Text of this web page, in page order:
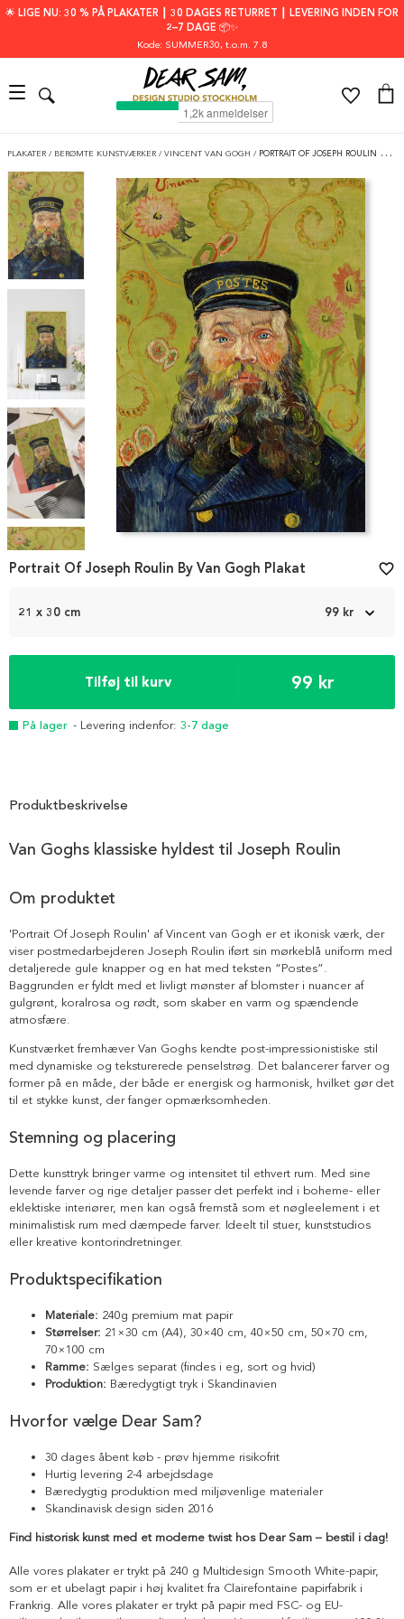
🌟 LIGE NU: 30 % PÅ PLAKATER ┃ 30 DAGES RETURRET ┃ LEVERING INDEN FOR
2–7 DAGE 📦✨
Kode: SUMMER30, t.o.m. 7.8
PLAKATER / BERØMTE KUNSTVÆRKER / VINCENT VAN GOGH / PORTRAIT OF JOSEPH ROULIN BY VAN GOGH
Item
1
21 x 30 cm 99 kr
Tilføj til kurv 99 kr
På lager - Levering indenfor: 3-7 dage
Portrait Of Joseph Roulin By Van Gogh Plakat favorite_border
Produktbeskrivelse
Van Goghs klassiske hyldest til Joseph Roulin
Om produktet
'Portrait Of Joseph Roulin' af Vincent van Gogh er et ikonisk værk, der
viser postmedarbejderen Joseph Roulin iført sin mørkeblå uniform med
detaljerede gule knapper og en hat med teksten “Postes”.
Baggrunden er fyldt med et livligt mønster af blomster i nuancer af
gulgrønt, koralrosa og rødt, som skaber en varm og spændende
atmosfære.
Kunstværket fremhæver Van Goghs kendte post-impressionistiske stil
med dynamiske og teksturerede penselstrøg. Det balancerer farver og
former på en måde, der både er energisk og harmonisk, hvilket gør det
til et stykke kunst, der fanger opmærksomheden.
Stemning og placering
Dette kunsttryk bringer varme og intensitet til ethvert rum. Med sine
levende farver og rige detaljer passer det perfekt ind i boheme- eller
eklektiske interiører, men kan også fremstå som et nøgleelement i et
minimalistisk rum med dæmpede farver. Ideelt til stuer, kunststudios
eller kreative kontorindretninger.
Produktspecifikation
Materiale: 240g premium mat papir
Størrelser: 21×30 cm (A4), 30×40 cm, 40×50 cm, 50×70 cm,
70×100 cm
Ramme: Sælges separat (findes i eg, sort og hvid)
Produktion: Bæredygtigt tryk i Skandinavien
Hvorfor vælge Dear Sam?
30 dages åbent køb - prøv hjemme risikofrit
Hurtig levering 2-4 arbejdsdage
Bæredygtig produktion med miljøvenlige materialer
Skandinavisk design siden 2016
Find historisk kunst med et moderne twist hos Dear Sam – bestil i dag!
Alle vores plakater er trykt på 240 g Multidesign Smooth White-papir,
som er et ubelagt papir i høj kvalitet fra Clairefontaine papirfabrik i
Frankrig. Alle vores plakater er trykt på papir med FSC- og EU-